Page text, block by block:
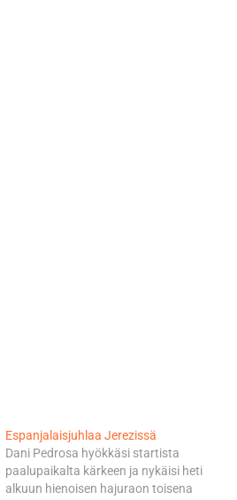
Espanjalaisjuhlaa Jerezissä
Dani Pedrosa hyökkäsi startista
paalupaikalta kärkeen ja nykäisi heti
alkuun hienoisen hajuraon toisena